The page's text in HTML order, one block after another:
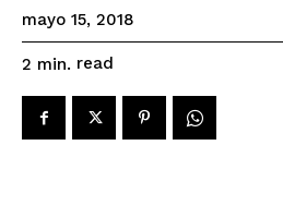
mayo 15, 2018
2 min. read